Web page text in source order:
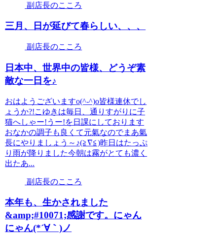
副店長のこころ
三月、日が延びて春らしい、、、
副店長のこころ
日本中、世界中の皆様、どうぞ素
敵な一日を♪
おはようございますo(^-^)o皆様連休でし
ょうか?!こゆきは毎日、通りすがりに子
猫へしゃー!うー!を日課にしております
おなかの調子も良くて元氣なのでまあ氣
長にやりましょう～♪(≧∇≦)昨日はたっぷ
り雨が降りました今朝は霧がとても濃く
出たあ...
副店長のこころ
本年も、生かされました
&amp;#10071;感謝です。にゃん
にゃん(*´∀｀)ノ